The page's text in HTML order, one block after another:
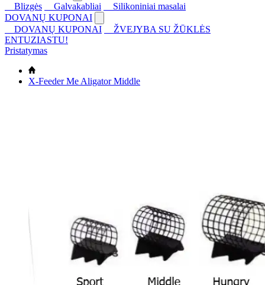
Blizgės
Galvakabliai
Silikoniniai masalai
DOVANŲ KUPONAI
DOVANŲ KUPONAI
ŽVEJYBA SU ŽŪKLĖS
ENTUZIASTU!
Pristatymas
X-Feeder Me Aligator Middle